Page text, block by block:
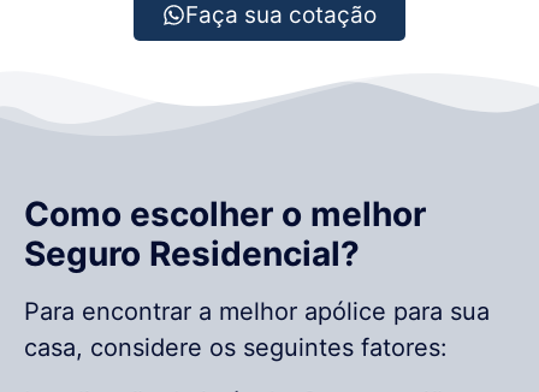
Faça sua cotação
Como escolher o melhor
Seguro Residencial?
Para encontrar a melhor apólice para sua
casa, considere os seguintes fatores: